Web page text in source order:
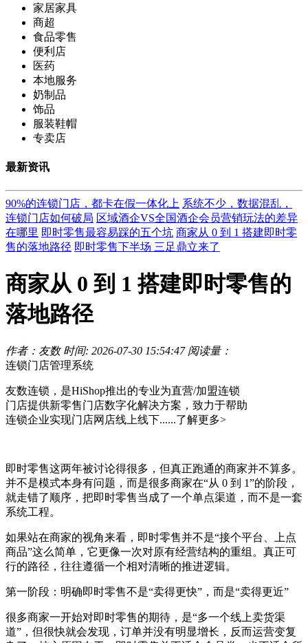
家居家具
商超
食品零售
便利店
医药
本地服务
奶制品
饰品
服装鞋帽
专卖店
最新资讯
90%的连锁门店，都卡在假一体化上 系统不少，数据混乱，
连锁门店如何破局 区域酒企VS全国酒企会员营销玩法的差异
在哪里 即时零售最容易踩的五个坑 商家从 0 到 1 搭建即时零
售的落地路径 即时零售下半场 三足鼎立来了
商家从 0 到 1 搭建即时零售的
落地路径
作者：友数 时间: 2026-07-30 15:54:47 阅读量：
连锁门店管理系统
友数连锁，是HiShop推出的专业为直营/加盟连锁
门店提供新零售门店数字化解决方案，致力于帮助
连锁企业实现门店网店线上线下......了解更多>
即时零售这两年被讨论得很多，但真正跑通的商家并不算多。
并不是模式本身有问题，而是很多商家在“从 0 到 1”的阶段，
就走错了顺序，把即时零售当成了一个单点渠道，而不是一套
系统工程。
如果站在商家的视角来看，即时零售并不是“接个平台、上点
商品”这么简单，它更像一次对原有经营结构的重组。真正可
行的路径，往往遵循一个相对清晰的推进逻辑。
第一阶段：明确即时零售不是“卖得更快”，而是“卖得更近”
很多商家一开始对即时零售的期待，是“多一个线上卖货渠
道”，但很快就会发现，订单并没有明显增长，反而运营变复